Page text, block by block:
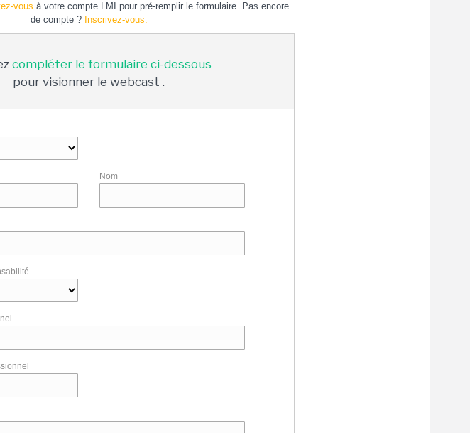
vous à votre compte LMI pour pré-remplir le formulaire. Pas encore
de compte ? Inscrivez-vous.
compléter le formulaire ci-dessous
pour visionner le webcast .
Nom